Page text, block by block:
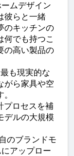
ムデザイン
彼らと一緒
のキッチンの
何でも持つこ
の高い製品の
も現実的な
がら家具や空
プロセスを補
デルの大規模
のブランドモ
アップロー